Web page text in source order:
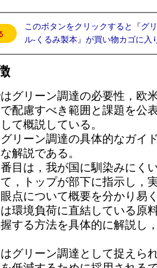
このボタンをクリックすると『グ
ル‐くるみ製本』が買い物カゴに入
グリーン調達の必要性，欧
配慮すべき範囲と課題を公
て概説している。
リーン調達の具体的なガイ
解説である。
目は，我が国に馴染みにく
，トップが部下に指示し，
点について概要を分かり易
環境負荷に直結している原
する方法を具体的に解説し
グリーン調達として捉えら